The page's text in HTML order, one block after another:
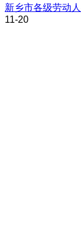
新乡市各级劳动
11-20